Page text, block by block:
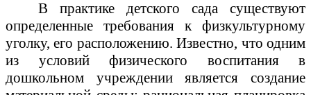
В практике детского сада существуют
определенные требования к физкультурному
уголку, его расположению. Известно, что одним
из условий физического воспитания в
дошкольном учреждении является создание